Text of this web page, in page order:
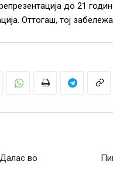
до 21
Оттогаш, тој
во